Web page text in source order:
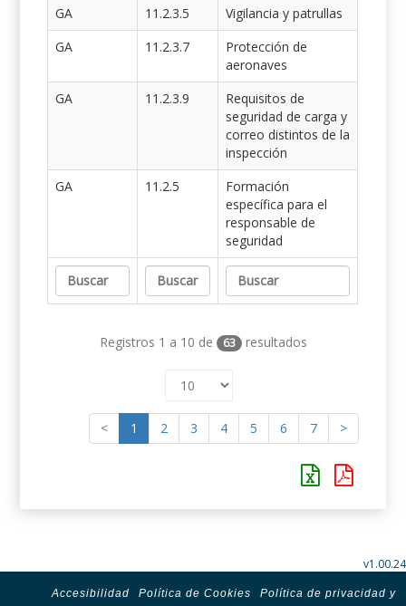
GA
11.2.3.5
Vigilancia y patrullas
GA
11.2.3.7
Protección de
aeronaves
GA
11.2.3.9
Requisitos de
seguridad de carga y
correo distintos de la
inspección
GA
11.2.5
Formación
específica para el
responsable de
seguridad
Registros 1 a 10 de 63 resultados
< 1 2 3 4 5 6 7 >
v1.00.24
Accesibilidad Política de Cookies
Política de privacidad y